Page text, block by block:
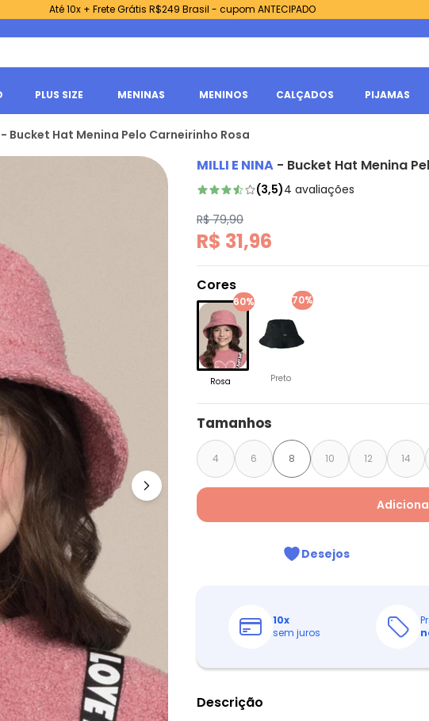
Até 10x + Frete Grátis R$249 Brasil - cupom ANTECIPADO
PLUS SIZE MENINAS MENINOS CALÇADOS PIJAMAS
Bucket Hat Menina Pelo Carneirinho Rosa
MILLI E NINA - Bucket Hat Menina
(3,5)4 avaliações
R$ 79,90
R$ 31,96
Cores
60%
Rosa
70%
Preto
Tamanhos
4 6 8 10 12 14
Desejos
10x
sem juros
Descrição